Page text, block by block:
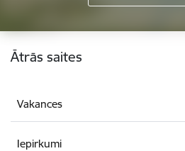
Kājene
Ātrās saites
Vakances
Iepirkumi